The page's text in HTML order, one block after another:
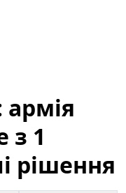
армія
з 1
рішення